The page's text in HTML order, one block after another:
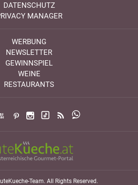
DATENSCHUTZ
MANAGER
WERBUNG
NEWSLETTER
GEWINNSPIEL
WEINE
RESTAURANTS
Team. All Rights Reserved.